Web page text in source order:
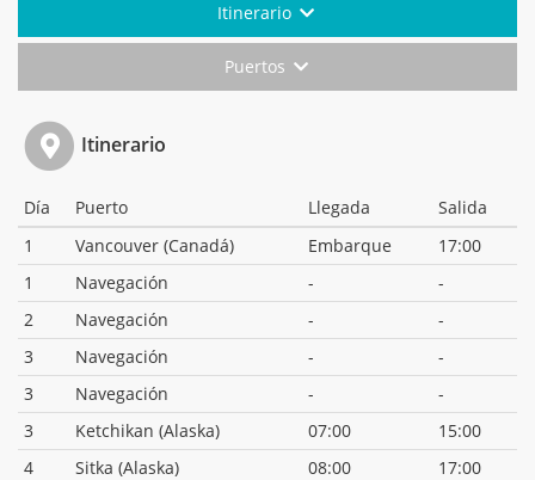
Itinerario
Puertos
Itinerario
Día Puerto Llegada
Salida
1
Vancouver (Canadá) Embarque
17:00
1
Navegación -
-
2
Navegación -
-
3
Navegación -
-
3
Navegación -
-
3
Ketchikan (Alaska) 07:00
15:00
4
Sitka (Alaska) 08:00
17:00